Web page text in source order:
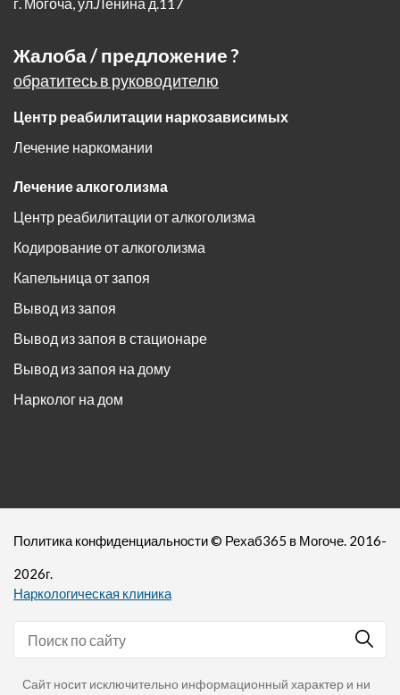
г. Могоча,ул.Ленина д.117
Жалоба / предложение ?
обратитесь в руководителю
Центр реабилитации наркозависимых
Лечение наркомании
Лечение алкоголизма
Центр реабилитации от алкоголизма
Кодирование от алкоголизма
Капельница от запоя
Вывод из запоя
Вывод из запоя в стационаре
Вывод из запоя на дому
Нарколог на дом
Политика конфиденциальности© Рехаб365 в Могоче. 2016-
2026г.
Наркологическая клиника
Сайт носит исключительно информационный характер и ни